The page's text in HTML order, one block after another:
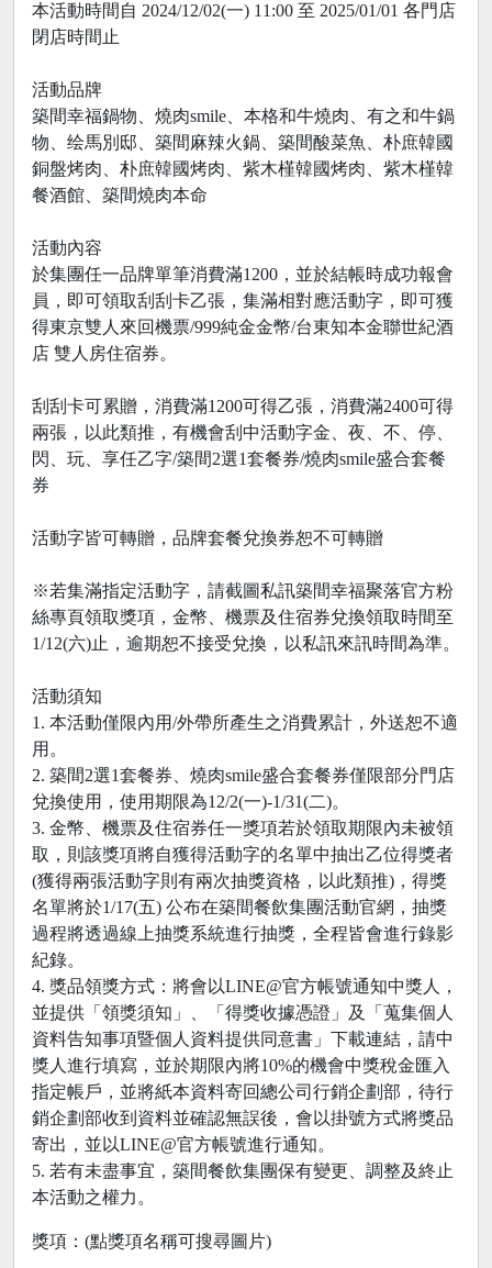
本活動時間自 2024/12/02(一) 11:00 至 2025/01/01 各門店
閉店時間止
活動品牌
築間幸福鍋物、燒肉smile、本格和牛燒肉、有之和牛鍋
物、绘馬別邸、築間麻辣火鍋、築間酸菜魚、朴庶韓國
銅盤烤肉、朴庶韓國烤肉、紫木槿韓國烤肉、紫木槿韓
餐酒館、築間燒肉本命
活動內容
於集團任一品牌單筆消費滿1200，並於結帳時成功報會
員，即可領取刮刮卡乙張，集滿相對應活動字，即可獲
得東京雙人來回機票/999純金金幣/台東知本金聯世紀酒
店 雙人房住宿券。
刮刮卡可累贈，消費滿1200可得乙張，消費滿2400可得
兩張，以此類推，有機會刮中活動字金、夜、不、停、
閃、玩、享任乙字/築間2選1套餐券/燒肉smile盛合套餐
券
活動字皆可轉贈，品牌套餐兌換券恕不可轉贈
※若集滿指定活動字，請截圖私訊築間幸福聚落官方粉
絲專頁領取獎項，金幣、機票及住宿券兌換領取時間至
1/12(六)止，逾期恕不接受兌換，以私訊來訊時間為準。
活動須知
1. 本活動僅限內用/外帶所產生之消費累計，外送恕不適
用。
2. 築間2選1套餐券、燒肉smile盛合套餐券僅限部分門店
兌換使用，使用期限為12/2(一)-1/31(二)。
3. 金幣、機票及住宿券任一獎項若於領取期限內未被領
取，則該獎項將自獲得活動字的名單中抽出乙位得獎者
(獲得兩張活動字則有兩次抽獎資格，以此類推)，得獎
名單將於1/17(五) 公布在築間餐飲集團活動官網，抽獎
過程將透過線上抽獎系統進行抽獎，全程皆會進行錄影
紀錄。
4. 獎品領獎方式：將會以LINE@官方帳號通知中獎人，
並提供「領獎須知」、「得獎收據憑證」及「蒐集個人
資料告知事項暨個人資料提供同意書」下載連結，請中
獎人進行填寫，並於期限內將10%的機會中獎稅金匯入
指定帳戶，並將紙本資料寄回總公司行銷企劃部，待行
銷企劃部收到資料並確認無誤後，會以掛號方式將獎品
寄出，並以LINE@官方帳號進行通知。
5. 若有未盡事宜，築間餐飲集團保有變更、調整及終止
本活動之權力。
獎項：(點獎項名稱可搜尋圖片)